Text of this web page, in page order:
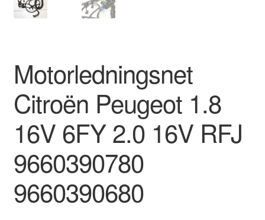
Motorledningsnet
Citroën Peugeot 1.8
16V 6FY 2.0 16V RFJ
9660390780
9660390680